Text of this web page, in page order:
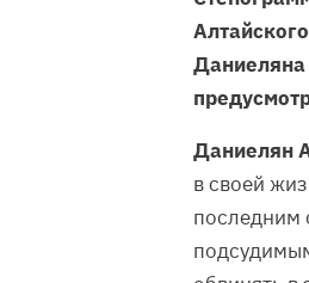
Даниеляна
Даниелян
в своей
последним